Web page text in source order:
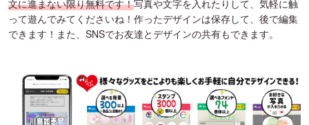
文に進まない限り無料です！写真や文字を入れたりして、気軽に触
って遊んでみてくださいね！作ったデザインは保存して、後で編集
できます！また、SNSでお友達とデザインの共有もできます。